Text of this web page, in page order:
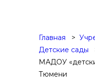
Главная
Детские сады
МАДОУ
Тюмени